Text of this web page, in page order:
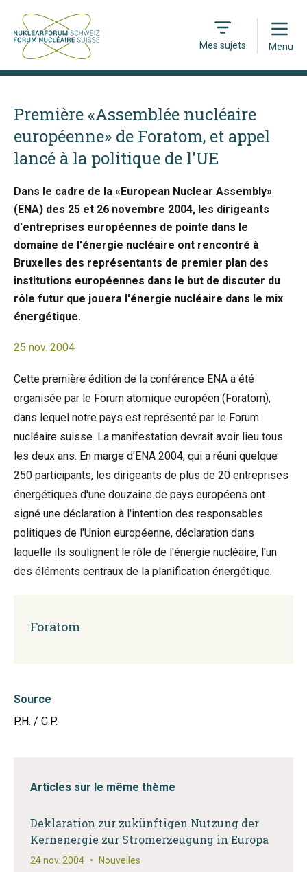
Mes sujets
Open
Menu
Première «Assemblée nucléaire
européenne» de Foratom, et appel
lancé à la politique de l'UE
Dans le cadre de la «European Nuclear Assembly»
(ENA) des 25 et 26 novembre 2004, les dirigeants
d'entreprises européennes de pointe dans le
domaine de l'énergie nucléaire ont rencontré à
Bruxelles des représentants de premier plan des
institutions européennes dans le but de discuter du
rôle futur que jouera l'énergie nucléaire dans le mix
énergétique.
25 nov. 2004
Cette première édition de la conférence ENA a été
organisée par le Forum atomique européen (Foratom),
dans lequel notre pays est représenté par le Forum
nucléaire suisse. La manifestation devrait avoir lieu tous
les deux ans. En marge d'ENA 2004, qui a réuni quelque
250 participants, les dirigeants de plus de 20 entreprises
énergétiques d'une douzaine de pays européens ont
signé une déclaration à l'intention des responsables
politiques de l'Union européenne, déclaration dans
laquelle ils soulignent le rôle de l'énergie nucléaire, l'un
des éléments centraux de la planification énergétique.
Foratom
Source
P.H. / C.P.
Articles sur le même thème
Deklaration zur zukünftigen Nutzung der
Kernenergie zur Stromerzeugung in Europa
24 nov. 2004 • Nouvelles